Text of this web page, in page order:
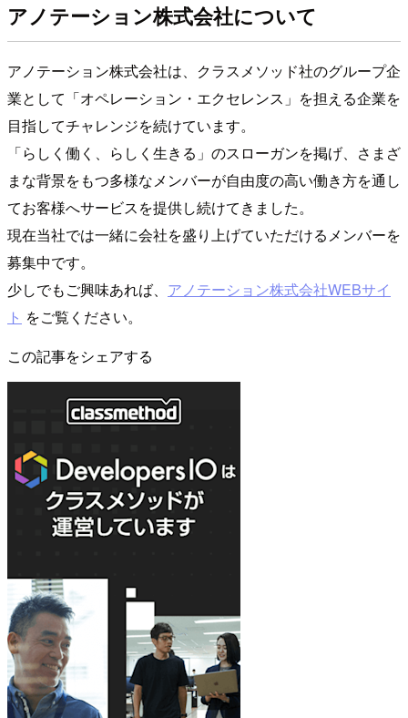
アノテーション株式会社について
アノテーション株式会社は、クラスメソッド社のグループ企
業として「オペレーション・エクセレンス」を担える企業を
目指してチャレンジを続けています。
「らしく働く、らしく生きる」のスローガンを掲げ、さまざ
まな背景をもつ多様なメンバーが自由度の高い働き方を通し
てお客様へサービスを提供し続けてきました。
現在当社では一緒に会社を盛り上げていただけるメンバーを
募集中です。
少しでもご興味あれば、 アノテーション株式会社WEBサイ
ト をご覧ください。
この記事をシェアする